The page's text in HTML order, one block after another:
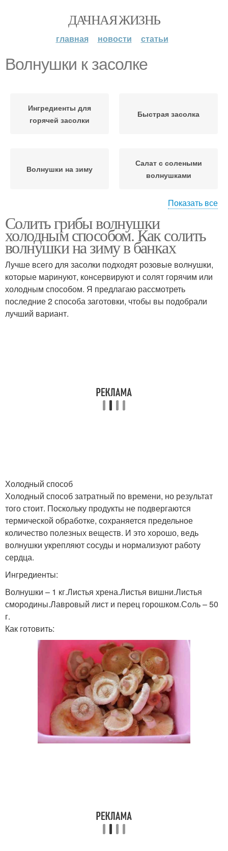
ДАЧНАЯ ЖИЗНЬ
главная новости статьи
Волнушки к засолке
Ингредиенты для
горячей засолки
Быстрая засолка
Волнушки на зиму
Салат с солеными
волнушками
Волнушки на скорую
руку
Показать все
Солить грибы волнушки
холодным способом. Как солить
волнушки на зиму в банках
Лучше всего для засолки подходят розовые волнушки,
которые маринуют, консервируют и солят горячим или
холодным способом. Я предлагаю рассмотреть
последние 2 способа заготовки, чтобы вы подобрали
лучший вариант.
Холодный способ
Холодный способ затратный по времени, но результат
того стоит. Поскольку продукты не подвергаются
термической обработке, сохраняется предельное
количество полезных веществ. И это хорошо, ведь
волнушки укрепляют сосуды и нормализуют работу
сердца.
Ингредиенты:
Волнушки – 1 кг.Листья хрена.Листья вишни.Листья
смородины.Лавровый лист и перец горошком.Соль – 50
г.
Как готовить: